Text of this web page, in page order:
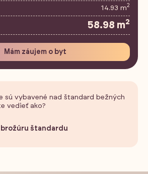
14.93 m2
58.98 m2
Mám záujem o byt
sú vybavené nad štandard bežných
vedieť ako?
štandardu